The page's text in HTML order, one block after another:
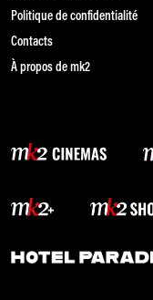
Politique de confidentialité
Contacts
À propos de mk2